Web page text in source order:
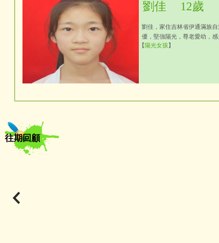
劉佳 12歲
劉佳，家住吉林省伊通滿族
優，堅強陽光，尊老愛幼，
【 陽光女孩】
往期回顧